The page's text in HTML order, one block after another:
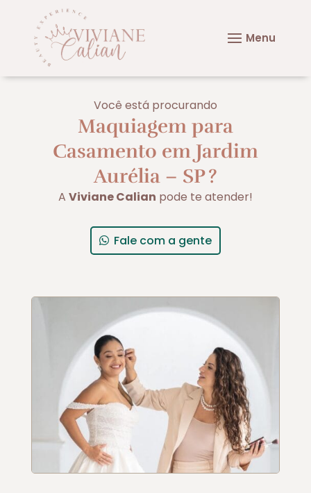
Você está procurando
Maquiagem para
Casamento em Jardim
Aurélia – SP?
A Viviane Calian pode te atender!
Fale com a gente